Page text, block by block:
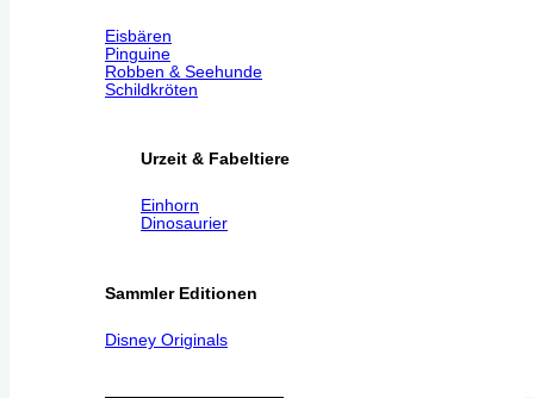
Eisbären
Pinguine
Robben & Seehunde
Schildkröten
Urzeit & Fabeltiere
Einhorn
Dinosaurier
Sammler Editionen
Disney Originals